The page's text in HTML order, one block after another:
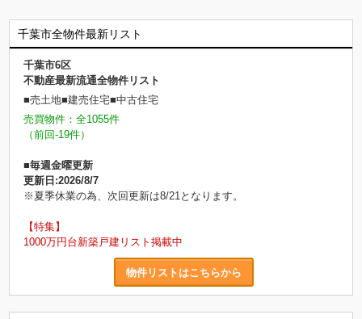
千葉市全物件最新リスト
千葉市6区
不動産最新流通全物件リスト
■売土地■建売住宅■中古住宅
売買物件：全1055件
（前回-19件）
■毎週金曜更新
更新日:2026/8/7
※夏季休業の為、次回更新は8/21となります。
【特集】
1000万円台新築戸建リスト掲載中
物件リストはこちらから